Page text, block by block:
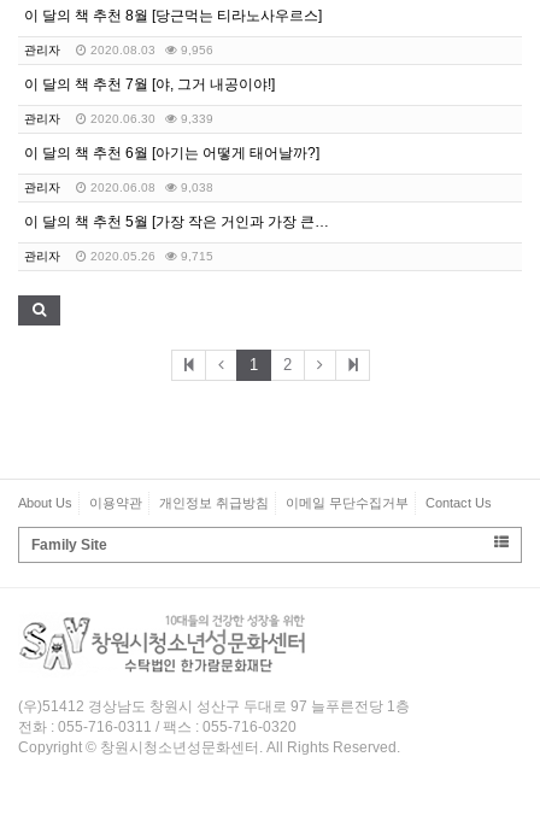
이 달의 책 추천 8월 [당근먹는 티라노사우르스]
관리자 2020.08.03 9,956
이 달의 책 추천 7월 [야, 그거 내공이야!]
관리자 2020.06.30 9,339
이 달의 책 추천 6월 [아기는 어떻게 태어날까?]
관리자 2020.06.08 9,038
이 달의 책 추천 5월 [가장 작은 거인과 가장 큰…
관리자 2020.05.26 9,715
1 2
About Us 이용약관 개인정보 취급방침 이메일 무단수집거부 Contact Us
Family Site
(우)51412 경상남도 창원시 성산구 두대로 97 늘푸른전당 1층
전화 : 055-716-0311 / 팩스 : 055-716-0320
Copyright © 창원시청소년성문화센터. All Rights Reserved.